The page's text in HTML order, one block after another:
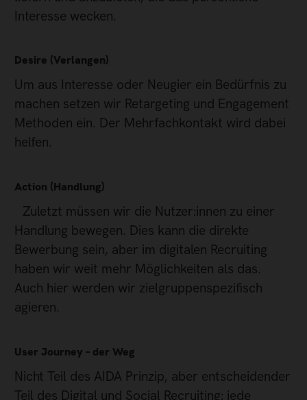
Interesse wecken.
Desire (Verlangen)
Um aus Interesse oder Neugier ein Bedürfnis zu
machen setzen wir Retargeting und Engagement
Methoden ein. Der Mehrfachkontakt wird dabei
helfen.
Action (Handlung)
Zuletzt müssen wir die Nutzer:innen zu einer
Handlung bewegen. Dies kann die direkte
Bewerbung sein, aber im digitalen Recruiting
haben wir weit mehr Möglichkeiten als das.
Auch hier werden wir zielgruppenspezifisch
agieren.
User Journey – der Weg
Nicht Teil des AIDA Prinzip, aber entscheidender
Teil des Digital und Social Recruiting: jede